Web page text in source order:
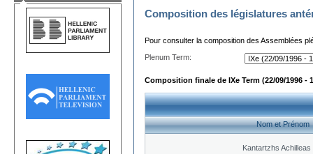
Composition des législatures
Pour consulter la composition des Assemblées
Plenum Term:
Composition finale de IXe Term (22/09/1996 -
Nom et Prénom
Kantartzhs Achilleas